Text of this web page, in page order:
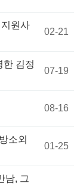
원사
02-21
한 김정
07-19
08-16
소외
01-25
남, 그